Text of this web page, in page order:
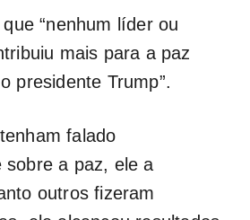
“nenhum líder ou
mais para a paz
presidente Trump”.
falado
sobre a paz, ele a
outros fizeram